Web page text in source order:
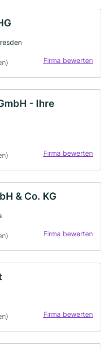
Firma bewerten
- Ihre
Firma bewerten
& Co. KG
Firma bewerten
Firma bewerten